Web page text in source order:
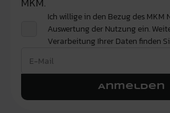
Ich willige in den Bezug des MKM
Auswertung der Nutzung ein.
Verarbeitung Ihrer Daten finden
Anmelden